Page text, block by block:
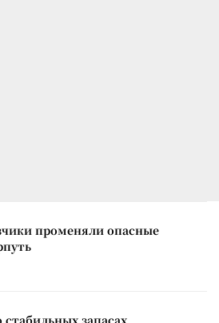
променяли опасные
запасах